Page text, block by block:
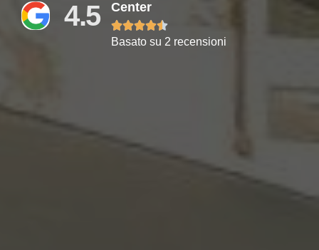
4.5 Center

Basato su 2 recensioni